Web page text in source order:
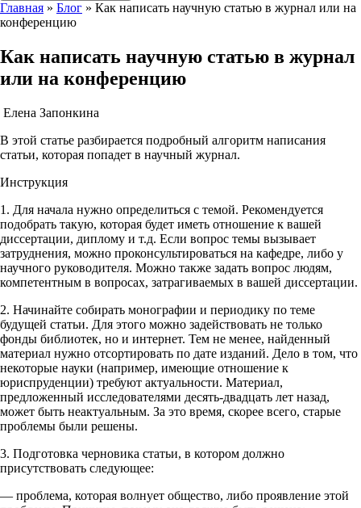
Главная » Блог » Как написать научную статью в журнал или на
конференцию
Как написать научную статью в журнал
или на конференцию
Елена Запонкина
В этой статье разбирается подробный алгоритм написания
статьи, которая попадет в научный журнал.
Инструкция
1. Для начала нужно определиться с темой. Рекомендуется
подобрать такую, которая будет иметь отношение к вашей
диссертации, диплому и т.д. Если вопрос темы вызывает
затруднения, можно проконсультироваться на кафедре, либо у
научного руководителя. Можно также задать вопрос людям,
компетентным в вопросах, затрагиваемых в вашей диссертации.
2. Начинайте собирать монографии и периодику по теме
будущей статьи. Для этого можно задействовать не только
фонды библиотек, но и интернет. Тем не менее, найденный
материал нужно отсортировать по дате изданий. Дело в том, что
некоторые науки (например, имеющие отношение к
юриспруденции) требуют актуальности. Материал,
предложенный исследователями десять-двадцать лет назад,
может быть неактуальным. За это время, скорее всего, старые
проблемы были решены.
3. Подготовка черновика статьи, в котором должно
присутствовать следующее:
— проблема, которая волнует общество, либо проявление этой